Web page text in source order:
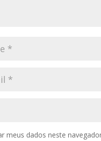
meus dados neste